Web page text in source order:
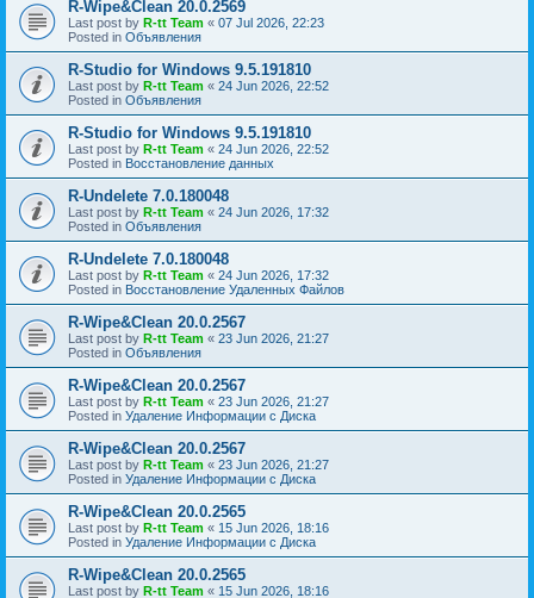
R-Wipe&Clean 20.0.2569
Last post by R-tt Team « 07 Jul 2026, 22:23
Posted in Объявления
R-Studio for Windows 9.5.191810
Last post by R-tt Team « 24 Jun 2026, 22:52
Posted in Объявления
R-Studio for Windows 9.5.191810
Last post by R-tt Team « 24 Jun 2026, 22:52
Posted in Восстановление данных
R-Undelete 7.0.180048
Last post by R-tt Team « 24 Jun 2026, 17:32
Posted in Объявления
R-Undelete 7.0.180048
Last post by R-tt Team « 24 Jun 2026, 17:32
Posted in Восстановление Удаленных Файлов
R-Wipe&Clean 20.0.2567
Last post by R-tt Team « 23 Jun 2026, 21:27
Posted in Объявления
R-Wipe&Clean 20.0.2567
Last post by R-tt Team « 23 Jun 2026, 21:27
Posted in Удаление Информации с Диска
R-Wipe&Clean 20.0.2567
Last post by R-tt Team « 23 Jun 2026, 21:27
Posted in Удаление Информации с Диска
R-Wipe&Clean 20.0.2565
Last post by R-tt Team « 15 Jun 2026, 18:16
Posted in Удаление Информации с Диска
R-Wipe&Clean 20.0.2565
Last post by R-tt Team « 15 Jun 2026, 18:16